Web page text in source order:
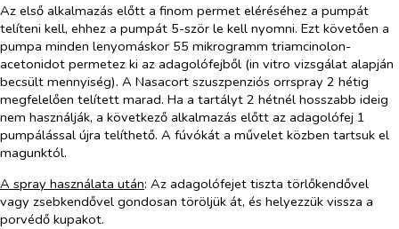
Az első alkalmazás előtt a finom permet eléréséhez a pumpát
telíteni kell, ehhez a pumpát 5-ször le kell nyomni. Ezt követően a
pumpa minden lenyomáskor 55 mikrogramm triamcinolon-
acetonidot permetez ki az adagolófejből (in vitro vizsgálat alapján
becsült mennyiség). A Nasacort szuszpenziós orrspray 2 hétig
megfelelően telített marad. Ha a tartályt 2 hétnél hosszabb ideig
nem használják, a következő alkalmazás előtt az adagolófej 1
pumpálással újra telíthető. A fúvókát a művelet közben tartsuk el
magunktól.
A spray használata után: Az adagolófejet tiszta törlőkendővel
vagy zsebkendővel gondosan töröljük át, és helyezzük vissza a
porvédő kupakot.